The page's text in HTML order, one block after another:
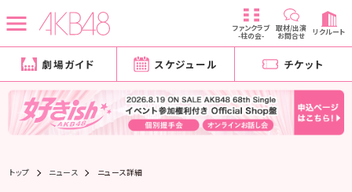
ファンクラブ
-柱の会-
取材/出演
お問合せ リクルート
劇場ガイド スケジュール チケット
トップ ニュース ニュース詳細